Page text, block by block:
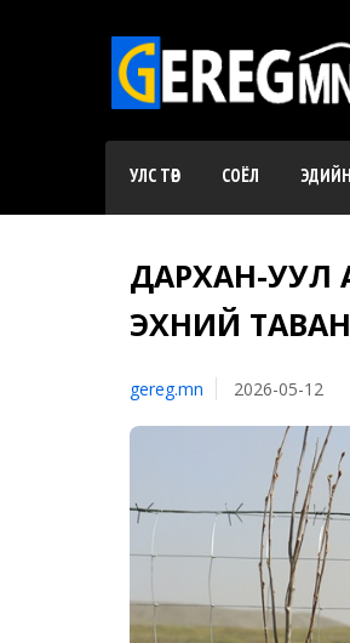
УЛС ТӨР СОЁЛ
ДАРХАН-УУЛ
ЭХНИЙ
gereg.mn 2026-05-12